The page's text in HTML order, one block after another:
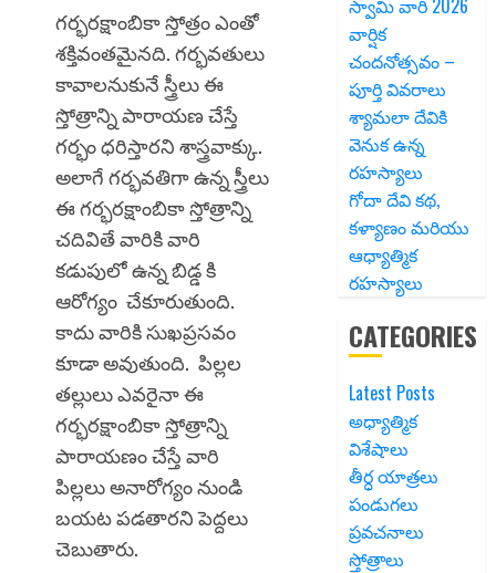
గర్భరక్షాంబికా స్తోత్రం ఎంతో
శక్తివంతమైనది. గర్భవతులు
కావాలనుకునే స్త్రీలు ఈ
స్తోత్రాన్ని పారాయణ చేస్తే
గర్భం ధరిస్తారని శాస్త్రవాక్కు.
అలాగే గర్భవతిగా ఉన్న స్త్రీలు
ఈ గర్భరక్షాంబికా స్తోత్రాన్ని
చదివితే వారికి వారి
కడుపులో ఉన్న బిడ్డ కి
ఆరోగ్యం చేకూరుతుంది.
కాదు వారికి సుఖప్రసవం
కూడా అవుతుంది. పిల్లల
తల్లులు ఎవరైనా ఈ
గర్భరక్షాంబికా స్తోత్రాన్ని
పారాయణం చేస్తే వారి
పిల్లలు అనారోగ్యం నుండి
బయట పడతారని పెద్దలు
చెబుతారు.
స్వామి వారి 2026
వార్షిక
చందనోత్సవం –
పూర్తి వివరాలు
శ్యామలా దేవికి
వెనుక ఉన్న
రహస్యాలు
గోదా దేవి కథ,
కళ్యాణం మరియు
ఆధ్యాత్మిక
రహస్యాలు
CATEGORIES
Latest Posts
అధ్యాత్మిక
విశేషాలు
తీర్ధ యాత్రలు
పండుగలు
ప్రవచనాలు
స్తోత్రాలు